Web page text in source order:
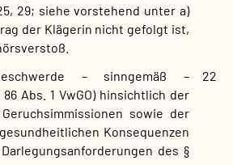
29; siehe vorstehend unter a)
der Klägerin nicht gefolgt ist,
22
– sinngemäß –
Abs. 1 VwGO) hinsichtlich der
sowie der
Konsequenzen
des §